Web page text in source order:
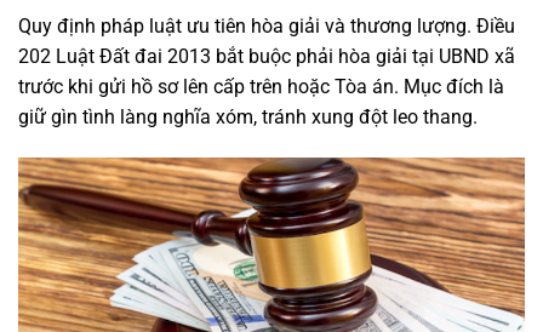
Quy định pháp luật ưu tiên hòa giải và thương lượng. Điều
202 Luật Đất đai 2013 bắt buộc phải hòa giải tại UBND xã
trước khi gửi hồ sơ lên cấp trên hoặc Tòa án. Mục đích là
giữ gìn tình làng nghĩa xóm, tránh xung đột leo thang.